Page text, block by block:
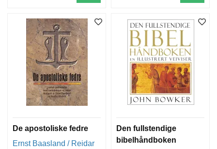
De apostoliske fedre
Ernst Baasland / Reidar
Den fullstendige
bibelhåndboken